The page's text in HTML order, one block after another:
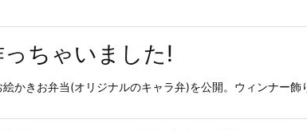
ちゃいました!
かきお弁当(オリジナルのキャラ弁)を公開。ウィンナー